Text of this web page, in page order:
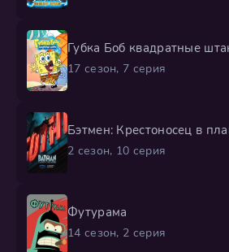
Губка Боб квадратные
17 сезон, 7 серия
Бэтмен: Крестоносец в
2 сезон, 10 серия
Футурама
14 сезон, 2 серия